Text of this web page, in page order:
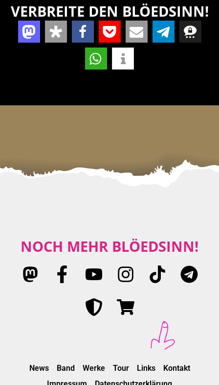
VERBREITE DEN BLÖEDSINN!
NOCH MEHR BLÖEDSINN!
News Band Werke Tour Links
Kontakt